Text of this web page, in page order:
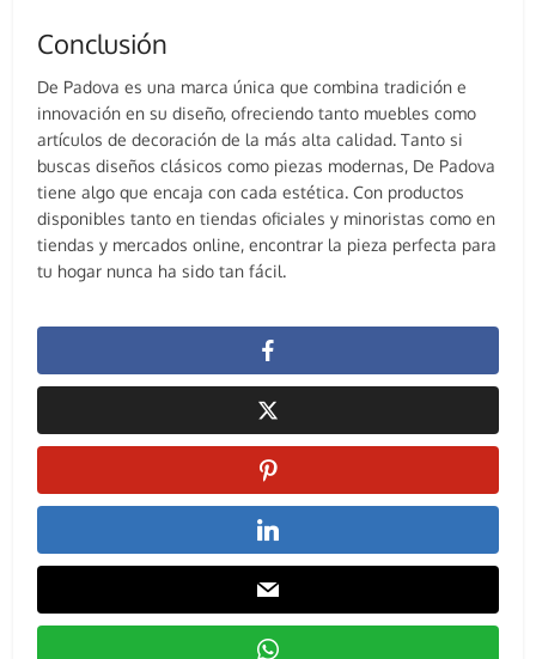
Conclusión
De Padova es una marca única que combina tradición e
innovación en su diseño, ofreciendo tanto muebles como
artículos de decoración de la más alta calidad. Tanto si
buscas diseños clásicos como piezas modernas, De Padova
tiene algo que encaja con cada estética. Con productos
disponibles tanto en tiendas oficiales y minoristas como en
tiendas y mercados online, encontrar la pieza perfecta para
tu hogar nunca ha sido tan fácil.